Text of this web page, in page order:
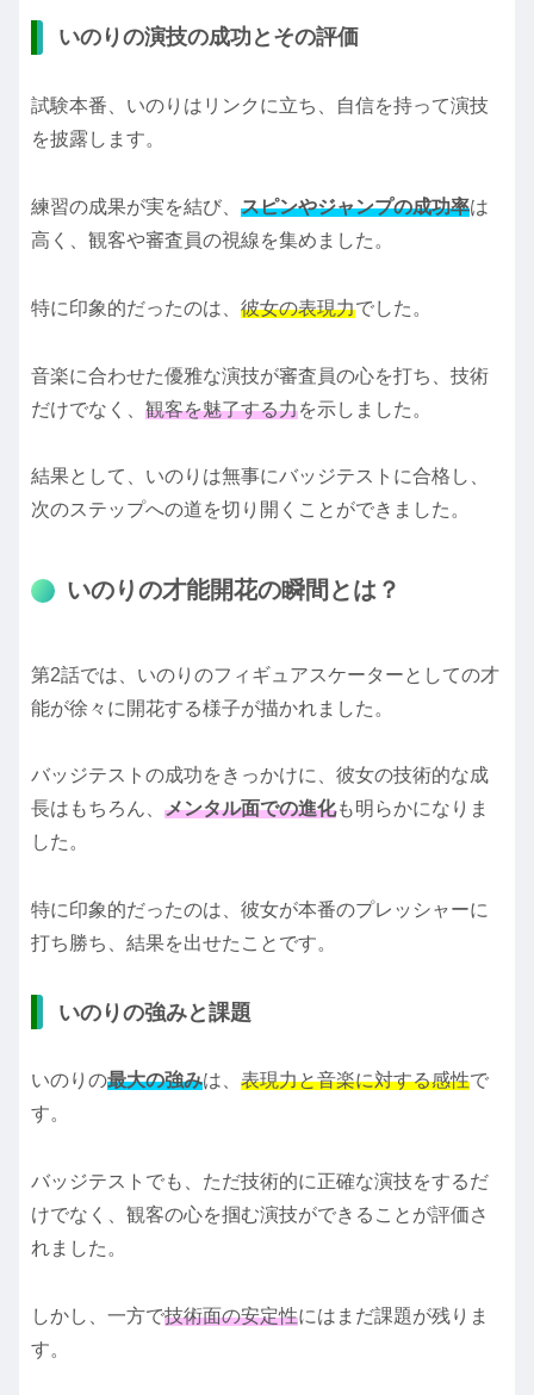
いのりの演技の成功とその評価
試験本番、いのりはリンクに立ち、自信を持って演技
を披露します。
練習の成果が実を結び、 スピンやジャンプの成功率は
高く、観客や審査員の視線を集めました。
特に印象的だったのは、 彼女の表現力でした。
音楽に合わせた優雅な演技が審査員の心を打ち、技術
だけでなく、 観客を魅了する力を示しました。
結果として、いのりは無事にバッジテストに合格し、
次のステップへの道を切り開くことができました。
いのりの才能開花の瞬間とは？
第2話では、いのりのフィギュアスケーターとしての才
能が徐々に開花する様子が描かれました。
バッジテストの成功をきっかけに、彼女の技術的な成
長はもちろん、 メンタル面での進化も明らかになりま
した。
特に印象的だったのは、彼女が本番のプレッシャーに
打ち勝ち、結果を出せたことです。
いのりの強みと課題
いのりの最大の強みは、 表現力と音楽に対する感性で
す。
バッジテストでも、ただ技術的に正確な演技をするだ
けでなく、観客の心を掴む演技ができることが評価さ
れました。
しかし、一方で技術面の安定性にはまだ課題が残りま
す。